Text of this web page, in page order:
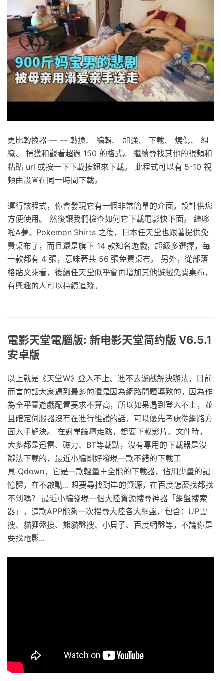
更比轉換器 — — 轉換、 編輯、 加強、 下載、 燒傷、 組
織、 捕獲和觀看超過 150 的格式。 繼續尋找其他的視頻和
粘貼 url 或按一下下載按鈕來下載。 此程式可以有 5-10 視
頻由設置在同一時間下載。
運行該程式，你會發現它有一個非常簡單的介面，設計供您
方便使用。 然後讓我們檢查如何它下載電影快下面。 繼哆
啦A夢、Pokemon Shirts 之後，日本任天堂也跟著提供免
費桌布了，而且還是旗下 14 款知名遊戲，超級多選擇，每
一款都有 4 張，意味著共 56 張免費桌布。 另外，從部落
格貼文來看，後續任天堂似乎會再增加其他遊戲免費桌布，
有興趣的人可以持續追蹤。
電影天堂電腦版: 新电影天堂简约版 V6.5.1
安卓版
以上就是《天堂W》登入不上、進不去遊戲解決辦法，目前
而言的話大家遇到最多的還是因為網路問題導致的，因為作
為全平臺遊戲配置要求不算高，所以如果遇到登入不上，並
且確定伺服器沒有在進行維護的話，可以優先考慮從網路方
面入手解決。 在對岸論壇走跳，想要下載影片、文件時，
大多都是迅雷、磁力、BT等載點，沒有專用的下載器是沒
辦法下載的，最近小編剛好發現一款不錯的下載工
具 Qdown，它是一款輕量＋全能的下載器，佔用少量的記
憶體，在不啟動... 想要尋找對岸的資源，在百度怎麼找都找
不到嗎？ 最近小編發現一個大陸資源搜尋神器「網盤搜索
器」，這款APP能夠一次搜尋大陸各大網盤，包含：UP雲
搜、貓狸盤搜、熊貓盤搜、小貝子、百度網盤等，不論你是
要找電影...